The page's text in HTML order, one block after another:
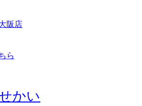
阪店
ら
かい